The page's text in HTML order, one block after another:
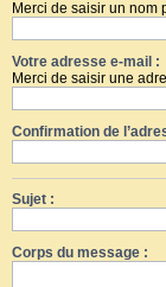
Merci de saisir un nom
Votre adresse e-mail :
Merci de saisir une
Confirmation de
Sujet :
Corps du message :